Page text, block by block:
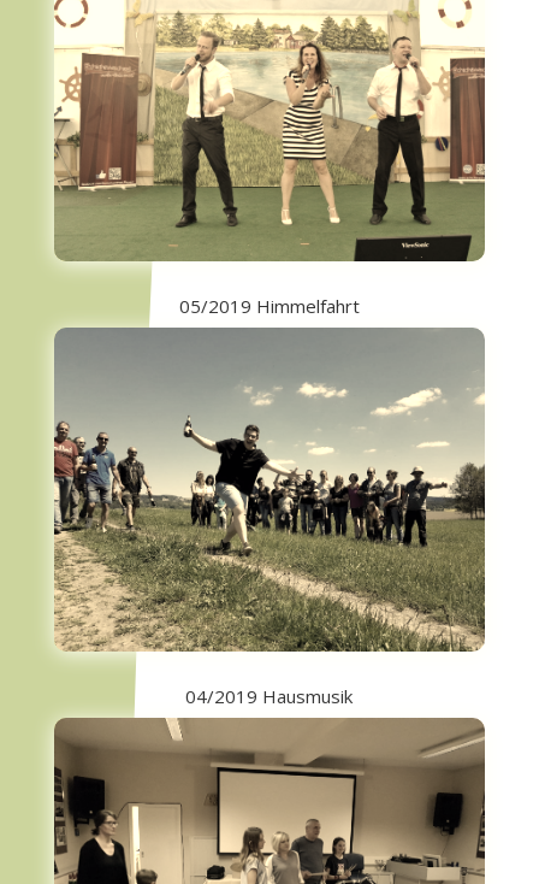
05/2019 Himmelfahrt
04/2019 Hausmusik